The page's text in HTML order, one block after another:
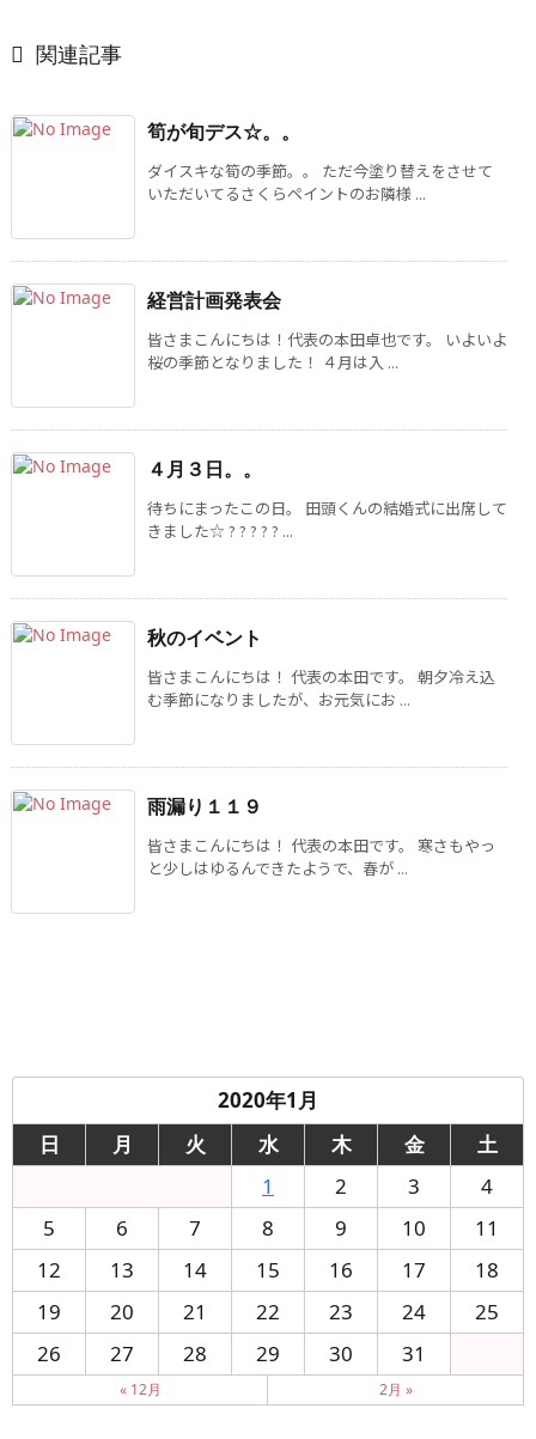
 関連記事
筍が旬デス☆。。
ダイスキな筍の季節。。 ただ今塗り替えをさせて
いただいてるさくらペイントのお隣様 ...
経営計画発表会
皆さまこんにちは！代表の本田卓也です。 いよいよ
桜の季節となりました！ ４月は入 ...
４月３日。。
待ちにまったこの日。 田頭くんの結婚式に出席して
きました☆ ? ? ? ? ? ...
秋のイベント
皆さまこんにちは！ 代表の本田です。 朝夕冷え込
む季節になりましたが、お元気にお ...
雨漏り１１９
皆さまこんにちは！ 代表の本田です。 寒さもやっ
と少しはゆるんできたようで、春が ...
2020年1月
日
月 火 水 木 金
土
1
2 3
4
5
6 7 8 9 10
11
12
13 14 15 16 17
18
19
20 21 22 23 24
25
26
27 28 29 30 31
« 12月 2月 »